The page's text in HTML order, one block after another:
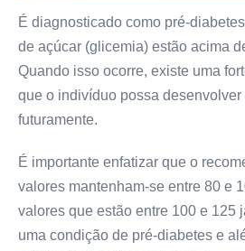
É diagnosticado como pré-
de açúcar (glicemia) estão acima
Quando isso ocorre, existe uma
que o indivíduo possa
futuramente.
É importante enfatizar que o
valores mantenham-se entre 80 e
valores que estão entre 100 e 125
uma condição de pré-diabetes e